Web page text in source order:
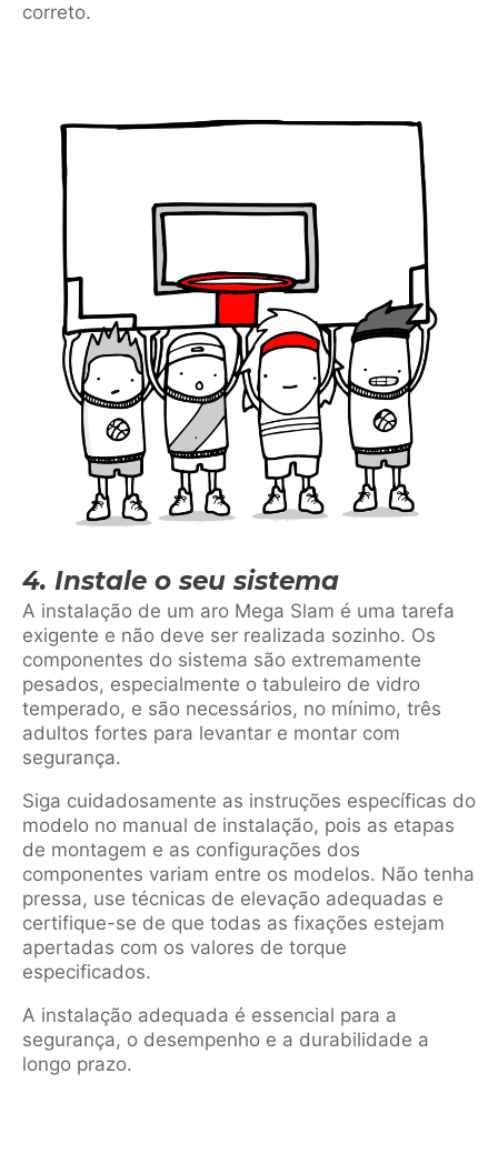
correto.
4. Instale o seu sistema
A instalação de um aro Mega Slam é uma tarefa
exigente e não deve ser realizada sozinho. Os
componentes do sistema são extremamente
pesados, especialmente o tabuleiro de vidro
temperado, e são necessários, no mínimo, três
adultos fortes para levantar e montar com
segurança.
Siga cuidadosamente as instruções específicas do
modelo no manual de instalação, pois as etapas
de montagem e as configurações dos
componentes variam entre os modelos. Não tenha
pressa, use técnicas de elevação adequadas e
certifique-se de que todas as fixações estejam
apertadas com os valores de torque
especificados.
A instalação adequada é essencial para a
segurança, o desempenho e a durabilidade a
longo prazo.